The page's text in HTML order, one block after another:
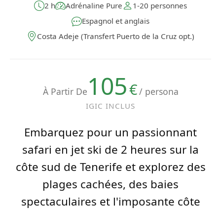
2 h Adrénaline Pure
1-20 personnes
Espagnol et anglais
Costa Adeje (Transfert Puerto de la Cruz opt.)
À Partir De 105€/ persona
IGIC INCLUS
Embarquez pour un passionnant
safari en jet ski de 2 heures sur la
côte sud de Tenerife et explorez des
plages cachées, des baies
spectaculaires et l'imposante côte